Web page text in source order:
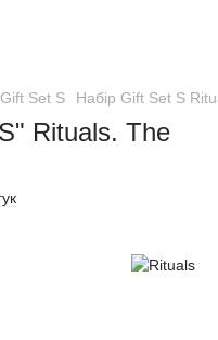
Set S Набір Gift Set S
Rituals. The